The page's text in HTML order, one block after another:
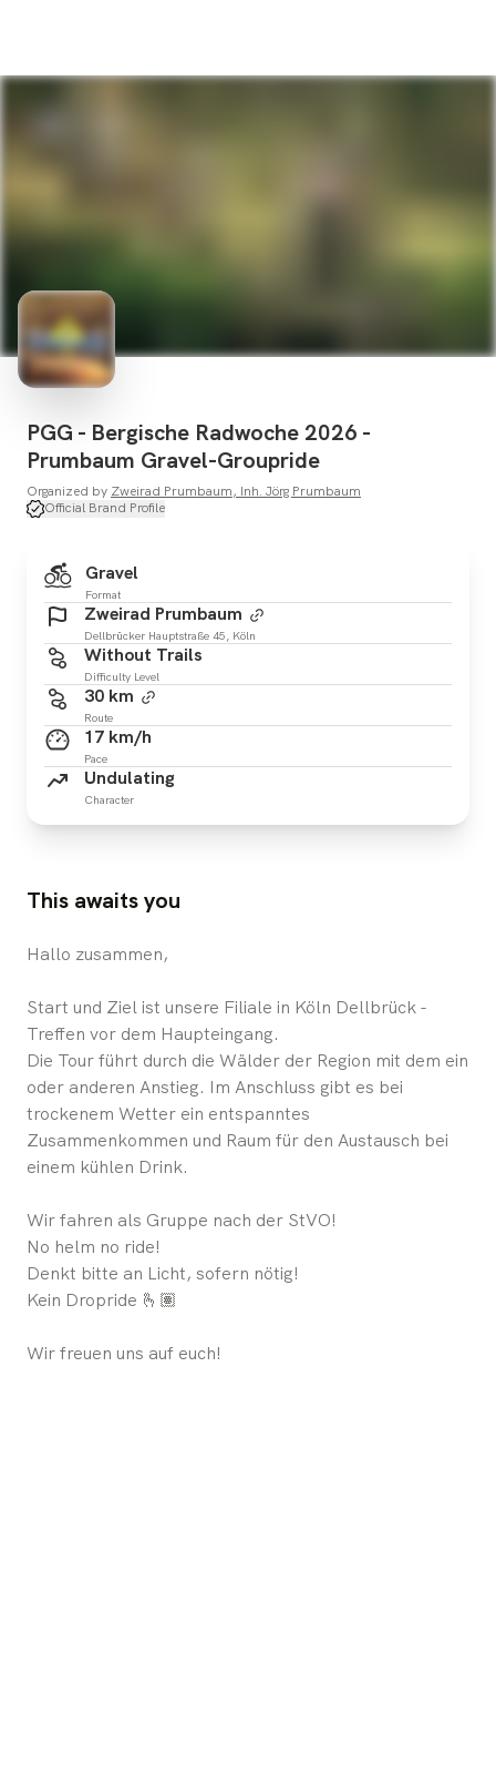
PGG - Bergische Radwoche 2026 -
Prumbaum Gravel-Groupride
Organized by Zweirad Prumbaum, Inh. Jörg Prumbaum
Official Brand Profile
Gravel
Format
Zweirad Prumbaum
Dellbrücker Hauptstraße 45, Köln
Without Trails
Difficulty Level
30 km
Route
17 km/h
Pace
Undulating
Character
This awaits you
Hallo zusammen,
Start und Ziel ist unsere Filiale in Köln Dellbrück -
Treffen vor dem Haupteingang.
Die Tour führt durch die Wälder der Region mit dem ein
oder anderen Anstieg. Im Anschluss gibt es bei
trockenem Wetter ein entspanntes
Zusammenkommen und Raum für den Austausch bei
einem kühlen Drink.
Wir fahren als Gruppe nach der StVO!
No helm no ride!
Denkt bitte an Licht, sofern nötig!
Kein Dropride 🫰🏽
Wir freuen uns auf euch!